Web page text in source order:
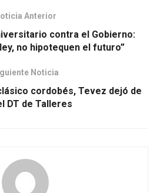
Anterior
contra el Gobierno:
no hipotequen el futuro”
Noticia
cordobés, Tevez dejó de
DT de Talleres